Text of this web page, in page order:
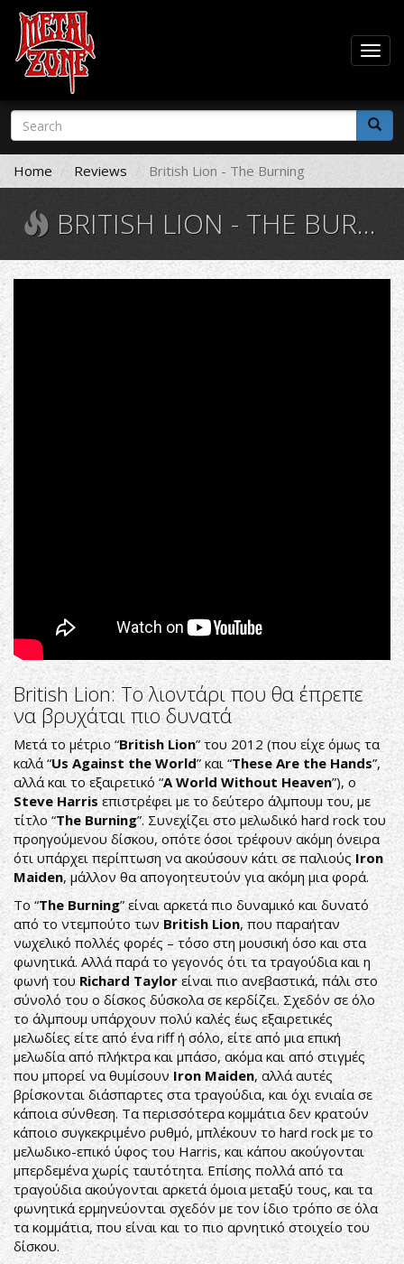
Skip
main
content
Search
form
Search
Home Reviews Βritish Lion - The Burning
ΒRITISH LION - THE BURNING
Βritish Lion: To λιοντάρι που θα έπρεπε
να βρυχάται πιο δυνατά
Μετά το μέτριο “BritishLion” του 2012 (που είχε όμως τα
καλά “Us AgainsttheWorld” και “These Are the Hands”,
αλλά και το εξαιρετικό “A World Without Heaven”), ο
SteveHarrisεπιστρέφει με το δεύτερο άλμπουμ του, με
τίτλο “The Burning”. Συνεχίζει στο μελωδικό hard rock του
προηγούμενου δίσκου, οπότε όσοι τρέφουν ακόμη όνειρα
ότι υπάρχει περίπτωση να ακούσουν κάτι σε παλιούς Iron
Maiden, μάλλον θα απογοητευτούν για ακόμη μια φορά.
Το “The Burning” είναι αρκετά πιο δυναμικό και δυνατό
από το ντεμπούτο των BritishLion, που παραήταν
νωχελικό πολλές φορές – τόσο στη μουσική όσο και στα
φωνητικά. Αλλά παρά το γεγονός ότι τα τραγούδια και η
φωνή του Richard Taylorείναι πιο ανεβαστικά, πάλι στο
σύνολό του ο δίσκος δύσκολα σε κερδίζει. Σχεδόν σε όλο
το άλμπουμ υπάρχουν πολύ καλές έως εξαιρετικές
μελωδίες είτε από ένα riff ή σόλο, είτε από μια επική
μελωδία από πλήκτρα και μπάσο, ακόμα και από στιγμές
που μπορεί να θυμίσουνIron Maiden, αλλά αυτές
βρίσκονται διάσπαρτες στα τραγούδια, και όχι ενιαία σε
κάποια σύνθεση. Τα περισσότερα κομμάτια δεν κρατούν
κάποιο συγκεκριμένο ρυθμό, μπλέκουν το hard rock με το
μελωδικο-επικό ύφος του Harris, και κάπου ακούγονται
μπερδεμένα χωρίς ταυτότητα. Επίσης πολλά από τα
τραγούδια ακούγονται αρκετά όμοια μεταξύ τους, και τα
φωνητικά ερμηνεύονται σχεδόν με τον ίδιο τρόπο σε όλα
τα κομμάτια, που είναι και το πιο αρνητικό στοιχείο του
δίσκου.